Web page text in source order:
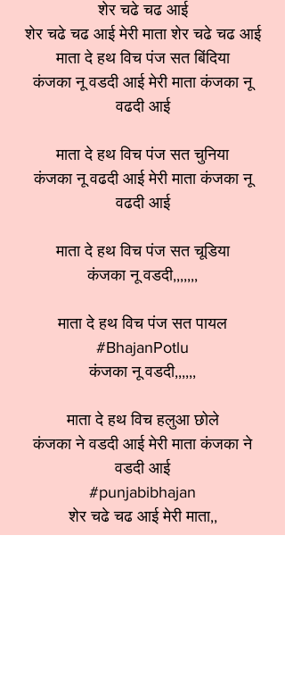
शेर चढे चढ आई
शेर चढे चढ आई मेरी माता शेर चढे चढ आई
माता दे हथ विच पंज सत बिंदिया
कंजका नू वडदी आई मेरी माता कंजका नू
वढदी आई
माता दे हथ विच पंज सत चुनिया
कंजका नू वढदी आई मेरी माता कंजका नू
वढदी आई
माता दे हथ विच पंज सत चूडिया
कंजका नू वडदी,,,,,,,
माता दे हथ विच पंज सत पायल
#BhajanPotlu
कंजका नू वडदी,,,,,,
माता दे हथ विच हलुआ छोले
कंजका ने वडदी आई मेरी माता कंजका ने
वडदी आई
#punjabibhajan
शेर चढे चढ आई मेरी माता,,